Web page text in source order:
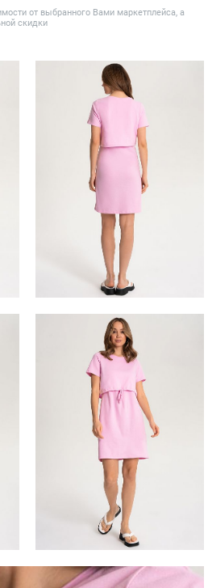
от выбранного Вами маркетплейса, а
скидки